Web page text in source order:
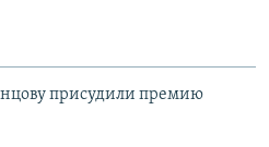
присудили премию